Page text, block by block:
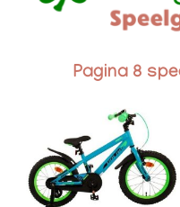
Pagina 8